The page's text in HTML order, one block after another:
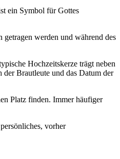
ein Symbol für Gottes
werden und während des
Hochzeitskerze trägt neben
Brautleute und das Datum der
Platz finden. Immer häufiger
vorher